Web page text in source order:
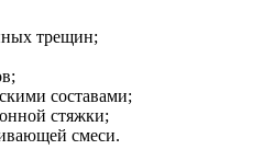
трещин;
составами;
стяжки;
смеси.